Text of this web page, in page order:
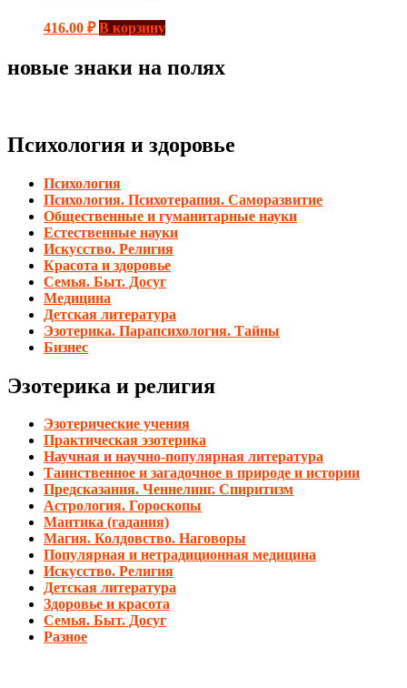
416.00 ₽ В корзину
новые знаки на полях
Психология и здоровье
Психология
Психология. Психотерапия. Саморазвитие
Общественные и гуманитарные науки
Естественные науки
Искусство. Религия
Красота и здоровье
Семья. Быт. Досуг
Медицина
Детская литература
Эзотерика. Парапсихология. Тайны
Бизнес
Эзотерика и религия
Эзотерические учения
Практическая эзотерика
Научная и научно-популярная литература
Таинственное и загадочное в природе и истории
Предсказания. Ченнелинг. Спиритизм
Астрология. Гороскопы
Мантика (гадания)
Магия. Колдовство. Наговоры
Популярная и нетрадиционная медицина
Искусство. Религия
Детская литература
Здоровье и красота
Семья. Быт. Досуг
Разное